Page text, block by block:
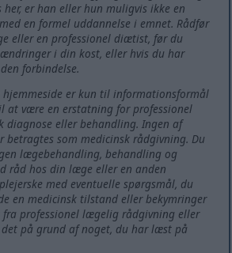
her, er han eller hun muligvis ikke en
en formel uddannelse i emnet. Rådfør
eller en professionel diætist, før du
i din kost, eller hvis du har
forbindelse.
er kun til informationsformål
at være en erstatning for professionel
diagnose eller behandling. Ingen af
betragtes som medicinsk rådgivning. Du
lægebehandling, behandling og
råd hos din læge eller en anden
med eventuelle spørgsmål, du
en medicinsk tilstand eller bekymringer
fra professionel lægelig rådgivning eller
på grund af noget, du har læst på